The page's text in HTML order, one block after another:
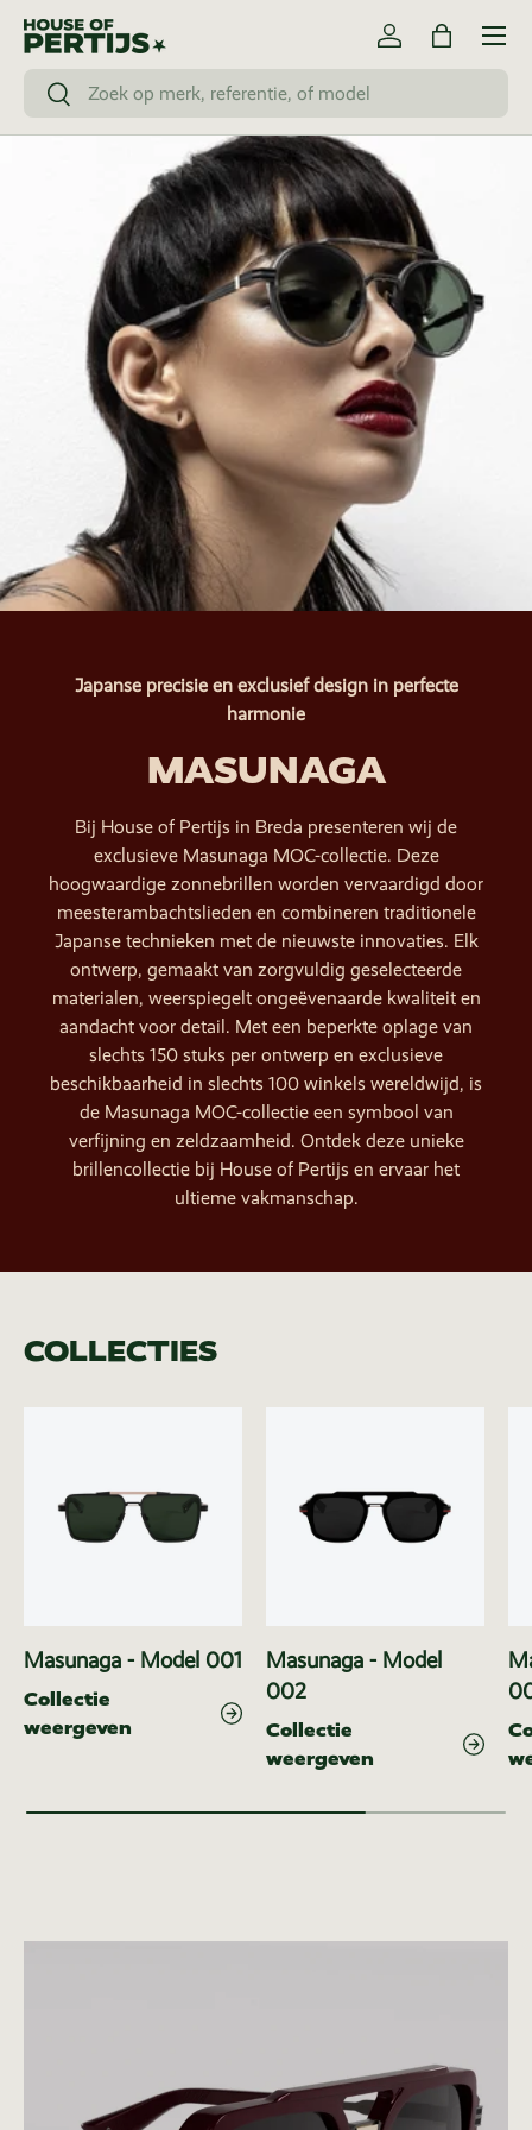
Ga naar inhoud
Zoeken
Zoeken
Inloggen
Tas
Menu
Japanse precisie en exclusief design in perfecte
harmonie
MASUNAGA
Bij House of Pertijs in Breda presenteren wij de
exclusieve Masunaga MOC-collectie. Deze
hoogwaardige zonnebrillen worden vervaardigd door
meesterambachtslieden en combineren traditionele
Japanse technieken met de nieuwste innovaties. Elk
ontwerp, gemaakt van zorgvuldig geselecteerde
materialen, weerspiegelt ongeëvenaarde kwaliteit en
aandacht voor detail. Met een beperkte oplage van
slechts 150 stuks per ontwerp en exclusieve
beschikbaarheid in slechts 100 winkels wereldwijd, is
de Masunaga MOC-collectie een symbool van
verfijning en zeldzaamheid. Ontdek deze unieke
brillencollectie bij House of Pertijs en ervaar het
ultieme vakmanschap.
COLLECTIES
Masunaga - Model 001
Collectie
weergeven
Masunaga - Model
002
Collectie
weergeven